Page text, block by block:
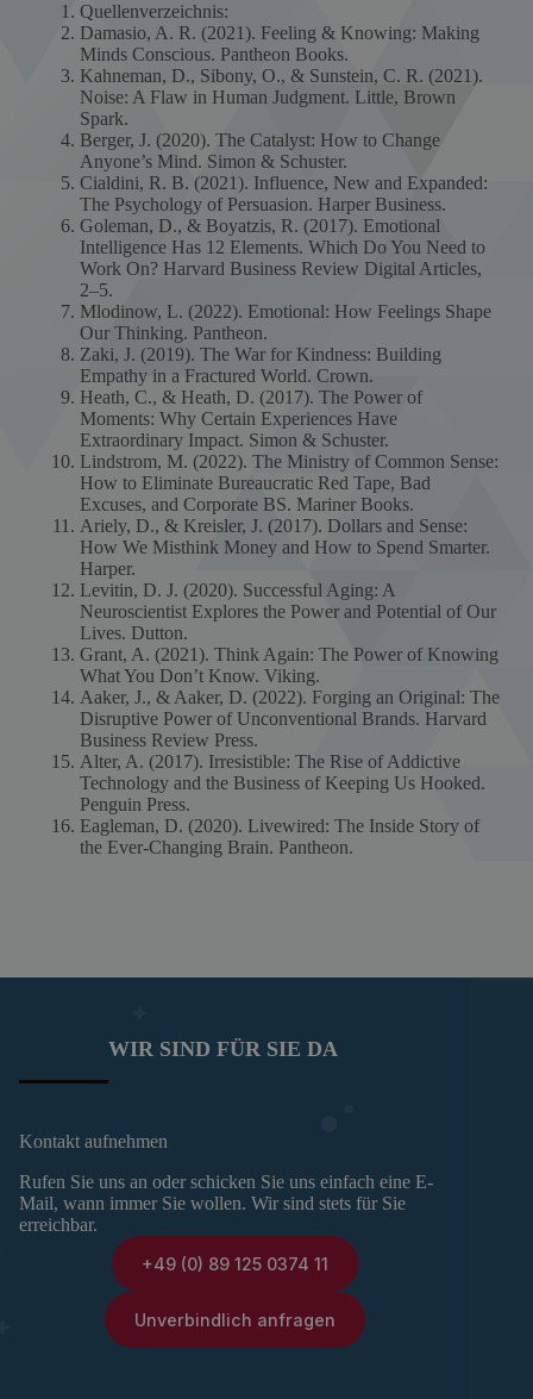
Quellenverzeichnis:
Damasio, A. R. (2021). Feeling & Knowing: Making
Minds Conscious. Pantheon Books.
Kahneman, D., Sibony, O., & Sunstein, C. R. (2021).
Noise: A Flaw in Human Judgment. Little, Brown
Spark.
Berger, J. (2020). The Catalyst: How to Change
Anyone’s Mind. Simon & Schuster.
Cialdini, R. B. (2021). Influence, New and Expanded:
The Psychology of Persuasion. Harper Business.
Goleman, D., & Boyatzis, R. (2017). Emotional
Intelligence Has 12 Elements. Which Do You Need to
Work On? Harvard Business Review Digital Articles,
2–5.
Mlodinow, L. (2022). Emotional: How Feelings Shape
Our Thinking. Pantheon.
Zaki, J. (2019). The War for Kindness: Building
Empathy in a Fractured World. Crown.
Heath, C., & Heath, D. (2017). The Power of
Moments: Why Certain Experiences Have
Extraordinary Impact. Simon & Schuster.
Lindstrom, M. (2022). The Ministry of Common Sense:
How to Eliminate Bureaucratic Red Tape, Bad
Excuses, and Corporate BS. Mariner Books.
Ariely, D., & Kreisler, J. (2017). Dollars and Sense:
How We Misthink Money and How to Spend Smarter.
Harper.
Levitin, D. J. (2020). Successful Aging: A
Neuroscientist Explores the Power and Potential of Our
Lives. Dutton.
Grant, A. (2021). Think Again: The Power of Knowing
What You Don’t Know. Viking.
Aaker, J., & Aaker, D. (2022). Forging an Original: The
Disruptive Power of Unconventional Brands. Harvard
Business Review Press.
Alter, A. (2017). Irresistible: The Rise of Addictive
Technology and the Business of Keeping Us Hooked.
Penguin Press.
Eagleman, D. (2020). Livewired: The Inside Story of
the Ever-Changing Brain. Pantheon.
WIR SIND FÜR SIE DA
Kontakt aufnehmen
Rufen Sie uns an oder schicken Sie uns einfach eine E-
Mail, wann immer Sie wollen. Wir sind stets für Sie
erreichbar.
+49 (0) 89 125 0374 11
Unverbindlich anfragen